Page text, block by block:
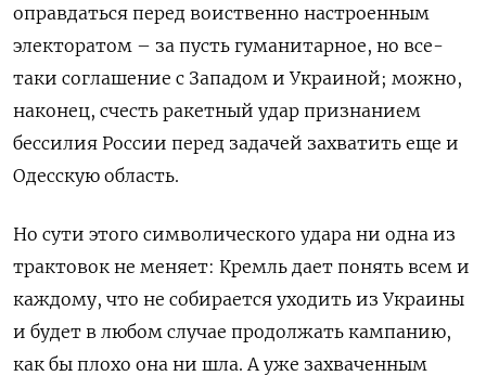
оправдаться перед воиственно настроенным
электоратом – за пусть гуманитарное, но все-
таки соглашение с Западом и Украиной; можно,
наконец, счесть ракетный удар признанием
бессилия России перед задачей захватить еще и
Одесскую область.
Но сути этого символического удара ни одна из
трактовок не меняет: Кремль дает понять всем и
каждому, что не собирается уходить из Украины
и будет в любом случае продолжать кампанию,
как бы плохо она ни шла. А уже захваченным